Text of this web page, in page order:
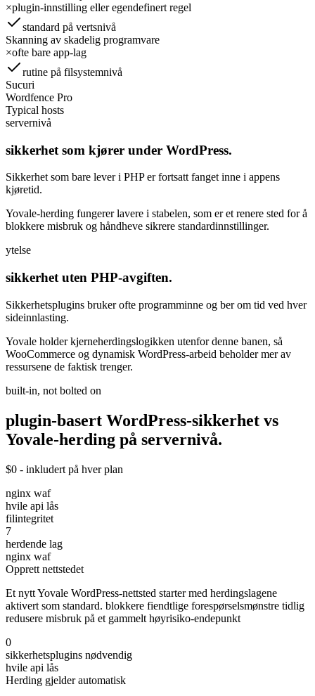
×plugin-innstilling eller egendefinert regel
standard på vertsnivå
Skanning av skadelig programvare
×ofte bare app-lag
rutine på filsystemnivå
Sucuri
Wordfence Pro
Typical hosts
servernivå
sikkerhet som kjører under WordPress.
Sikkerhet som bare lever i PHP er fortsatt fanget inne i appens
kjøretid.
Yovale-herding fungerer lavere i stabelen, som er et renere sted for å
blokkere misbruk og håndheve sikrere standardinnstillinger.
ytelse
sikkerhet uten PHP-avgiften.
Sikkerhetsplugins bruker ofte programminne og ber om tid ved hver
sideinnlasting.
Yovale holder kjerneherdingslogikken utenfor denne banen, så
WooCommerce og dynamisk WordPress-arbeid beholder mer av
ressursene de faktisk trenger.
built-in, not bolted on
plugin-basert WordPress-sikkerhet vs
Yovale-herding på servernivå.
$0 - inkludert på hver plan
nginx waf
hvile api lås
filintegritet
7
herdende lag
nginx waf
Opprett nettstedet
Et nytt Yovale WordPress-nettsted starter med herdingslagene
aktivert som standard. blokkere fiendtlige forespørselsmønstre tidlig
redusere misbruk på et gammelt høyrisiko-endepunkt
0
sikkerhetsplugins nødvendig
hvile api lås
Herding gjelder automatisk